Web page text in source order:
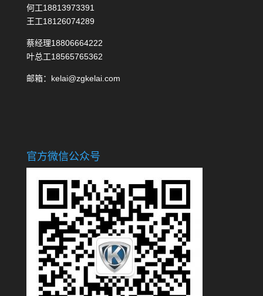
何工18813973391
王工18126074289
蔡经理18806664222
叶总工18565765362
邮箱：kelai@zgkelai.com
官方微信公众号